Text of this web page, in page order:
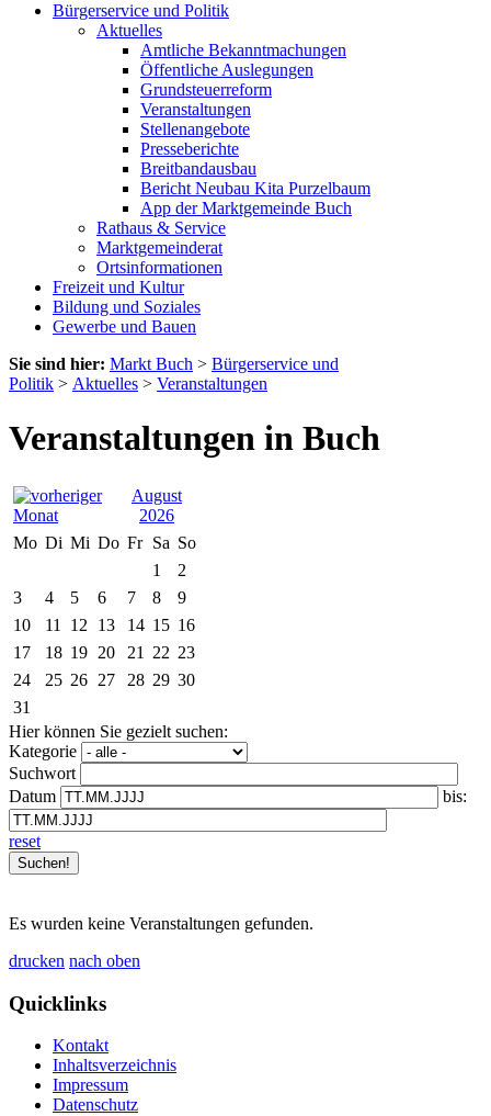
Bürgerservice und Politik
Aktuelles
Amtliche Bekanntmachungen
Öffentliche Auslegungen
Grundsteuerreform
Veranstaltungen
Stellenangebote
Presseberichte
Breitbandausbau
Bericht Neubau Kita Purzelbaum
App der Marktgemeinde Buch
Rathaus & Service
Marktgemeinderat
Ortsinformationen
Freizeit und Kultur
Bildung und Soziales
Gewerbe und Bauen
Sie sind hier: Markt Buch > Bürgerservice und
Politik > Aktuelles > Veranstaltungen
Veranstaltungen in Buch
August
2026
Mo Di Mi Do Fr Sa So
1
2
3
4 5 6 7 8
9
10
11 12 13 14 15 16
17
18 19 20 21 22 23
24
25 26 27 28 29 30
31
Hier können Sie gezielt suchen:
Kategorie
Suchwort
Datum
bis:
reset
Es wurden keine Veranstaltungen gefunden.
drucken nach oben
Quicklinks
Kontakt
Inhaltsverzeichnis
Impressum
Datenschutz